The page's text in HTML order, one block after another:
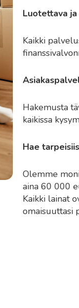
Luotettava
Kaikki
Hakemusta
kaikissa
Hae
Olemme
aina 60 000
Kaikki lainat
omaisuuttasi